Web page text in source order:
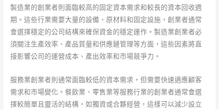
製造業的創業者則面臨較高的固定資本需求和較長的資本回收週
期。這些行業需要大量的設備、原材料和固定設施，創業者通常
會選擇穩定的公司結構來確保資金的穩定運作。製造業創業者必
須關注生產效率、產品質量和供應鏈管理等方面，這些因素將直
接影響公司的運營成本、產出效率和市場競爭力。
服務業創業者則通常面臨較低的資本需求，但需要快速適應顧客
需求和市場變化。餐飲業、零售業等服務行業的創業者通常會選
擇較簡單且靈活的結構，如獨資或合夥經營，這樣可以減少設立